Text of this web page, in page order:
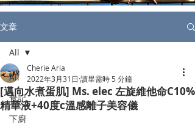
文章
All
食記
下廚
All
[邁向水煮蛋肌] Ms. elec 左旋維他命C10%
精華液+40度c溫感離子美容儀
Cherie Aria
2022年3月31日 讀畢需時 5 分鐘